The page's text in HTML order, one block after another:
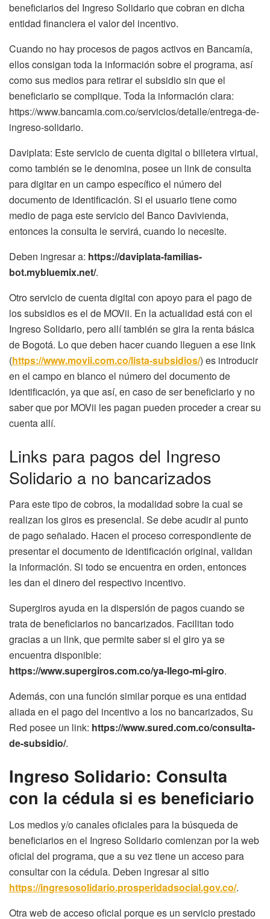
beneficiarios del Ingreso Solidario que cobran en dicha
entidad financiera el valor del incentivo.
Cuando no hay procesos de pagos activos en Bancamía,
ellos consigan toda la información sobre el programa, así
como sus medios para retirar el subsidio sin que el
beneficiario se complique. Toda la información clara:
https://www.bancamia.com.co/servicios/detalle/entrega-de-
ingreso-solidario.
Daviplata: Este servicio de cuenta digital o billetera virtual,
como también se le denomina, posee un link de consulta
para digitar en un campo específico el número del
documento de identificación. Si el usuario tiene como
medio de paga este servicio del Banco Davivienda,
entonces la consulta le servirá, cuando lo necesite.
Deben ingresar a: https://daviplata-familias-
bot.mybluemix.net/.
Otro servicio de cuenta digital con apoyo para el pago de
los subsidios es el de MOVii. En la actualidad está con el
Ingreso Solidario, pero allí también se gira la renta básica
de Bogotá. Lo que deben hacer cuando lleguen a ese link
(https://www.movii.com.co/lista-subsidios/) es introducir
en el campo en blanco el número del documento de
identificación, ya que así, en caso de ser beneficiario y no
saber que por MOVii les pagan pueden proceder a crear su
cuenta allí.
Links para pagos del Ingreso
Solidario a no bancarizados
Para este tipo de cobros, la modalidad sobre la cual se
realizan los giros es presencial. Se debe acudir al punto
de pago señalado. Hacen el proceso correspondiente de
presentar el documento de identificación original, validan
la información. Si todo se encuentra en orden, entonces
les dan el dinero del respectivo incentivo.
Supergiros ayuda en la dispersión de pagos cuando se
trata de beneficiarios no bancarizados. Facilitan todo
gracias a un link, que permite saber si el giro ya se
encuentra disponible:
https://www.supergiros.com.co/ya-llego-mi-giro.
Además, con una función similar porque es una entidad
aliada en el pago del incentivo a los no bancarizados, Su
Red posee un link: https://www.sured.com.co/consulta-
de-subsidio/.
Ingreso Solidario: Consulta
con la cédula si es beneficiario
Los medios y/o canales oficiales para la búsqueda de
beneficiarios en el Ingreso Solidario comienzan por la web
oficial del programa, que a su vez tiene un acceso para
consultar con la cédula. Deben ingresar al sitio
https://ingresosolidario.prosperidadsocial.gov.co/.
Otra web de acceso oficial porque es un servicio prestado